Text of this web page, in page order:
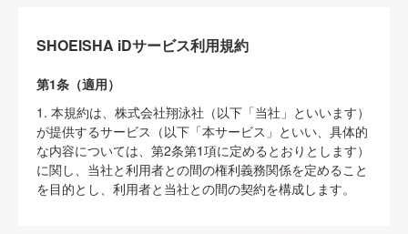
SHOEISHA iDサービス利用規約
第1条（適用）
1. 本規約は、株式会社翔泳社（以下「当社」といいます）
が提供するサービス（以下「本サービス」といい、具体的
な内容については、第2条第1項に定めるとおりとします）
に関し、当社と利用者との間の権利義務関係を定めること
を目的とし、利用者と当社との間の契約を構成します。